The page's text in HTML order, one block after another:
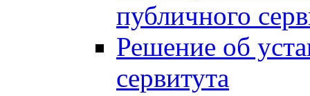
публичного
Решение об
сервитута